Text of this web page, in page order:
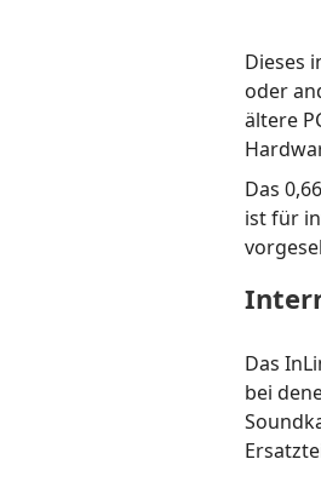
Dieses
oder
ältere
Das
ist für
Das
bei